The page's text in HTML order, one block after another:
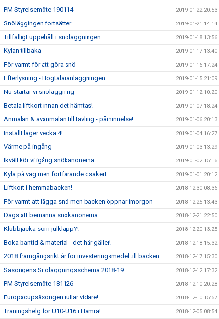
PM Styrelsemöte 190114 2019-01-22 20:53
Snöläggingen fortsätter 2019-01-21 14:14
Tillfälligt uppehåll i snöläggningen 2019-01-18 13:56
Kylan tillbaka 2019-01-17 13:40
För varmt för att göra snö 2019-01-16 17:24
Efterlysning - Högtalaranläggningen 2019-01-15 21:09
Nu startar vi snöläggning 2019-01-12 10:20
Betala liftkort innan det hämtas! 2019-01-07 18:24
Anmälan & avanmälan till tävling - påminnelse! 2019-01-06 20:13
Inställt läger vecka 4! 2019-01-04 16:27
Värme på ingång 2019-01-03 13:29
Ikväll kör vi igång snökanonerna 2019-01-02 15:16
Kyla på väg men fortfarande osäkert 2019-01-01 20:12
Liftkort i hemmabacken! 2018-12-30 08:36
För varmt att lägga snö men backen öppnar imorgon 2018-12-25 13:43
Dags att bemanna snökanonerna 2018-12-21 22:50
Klubbjacka som julklapp?! 2018-12-20 13:25
Boka bantid & material - det här gäller! 2018-12-18 15:32
2018 framgångsrikt år för investeringsmedel till backen 2018-12-17 15:30
Säsongens Snöläggningsschema 2018-19 2018-12-12 17:32
PM Styrelsemöte 181126 2018-12-10 20:28
Europacupsäsongen rullar vidare! 2018-12-10 15:57
Träningshelg för U10-U16 i Hamra! 2018-12-05 08:54